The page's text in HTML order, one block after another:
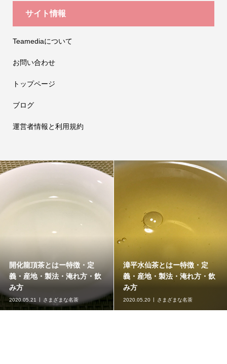
サイト情報
Teamediaについて
お問い合わせ
トップページ
ブログ
運営者情報と利用規約
開化龍頂茶とはー特徴・定
義・産地・製法・淹れ方・飲
み方
2020.05.21 さまざまな名茶
漳平水仙茶とはー特徴・定
義・産地・製法・淹れ方・飲
み方
2020.05.20 さまざまな名茶